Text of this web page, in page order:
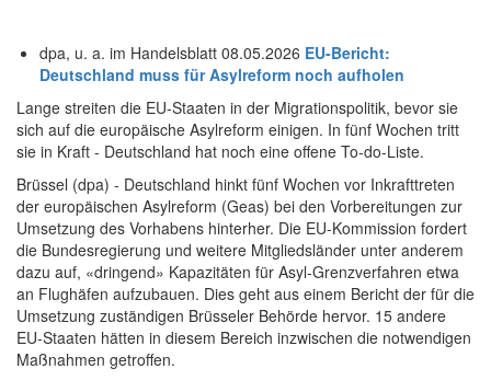
dpa, u. a. im Handelsblatt 08.05.2026 EU-Bericht:
Deutschland muss für Asylreform noch aufholen
Lange streiten die EU-Staaten in der Migrationspolitik, bevor sie
sich auf die europäische Asylreform einigen. In fünf Wochen tritt
sie in Kraft - Deutschland hat noch eine offene To-do-Liste.
Brüssel (dpa) - Deutschland hinkt fünf Wochen vor Inkrafttreten
der europäischen Asylreform (Geas) bei den Vorbereitungen zur
Umsetzung des Vorhabens hinterher. Die EU-Kommission fordert
die Bundesregierung und weitere Mitgliedsländer unter anderem
dazu auf, «dringend» Kapazitäten für Asyl-Grenzverfahren etwa
an Flughäfen aufzubauen. Dies geht aus einem Bericht der für die
Umsetzung zuständigen Brüsseler Behörde hervor. 15 andere
EU-Staaten hätten in diesem Bereich inzwischen die notwendigen
Maßnahmen getroffen.